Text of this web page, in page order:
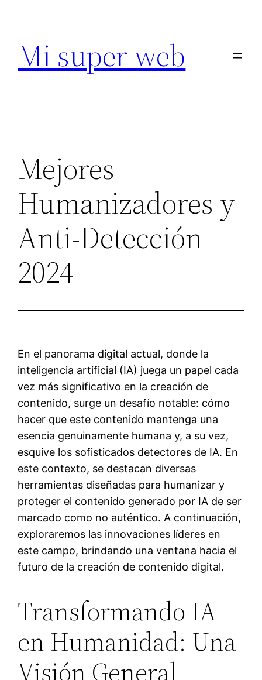
contenido
Mi super web
Mejores
Humanizadores y
Anti-Detección
2024
En el panorama digital actual, donde la
inteligencia artificial (IA) juega un papel cada
vez más significativo en la creación de
contenido, surge un desafío notable: cómo
hacer que este contenido mantenga una
esencia genuinamente humana y, a su vez,
esquive los sofisticados detectores de IA. En
este contexto, se destacan diversas
herramientas diseñadas para humanizar y
proteger el contenido generado por IA de ser
marcado como no auténtico. A continuación,
exploraremos las innovaciones líderes en
este campo, brindando una ventana hacia el
futuro de la creación de contenido digital.
Transformando IA
en Humanidad: Una
Visión General